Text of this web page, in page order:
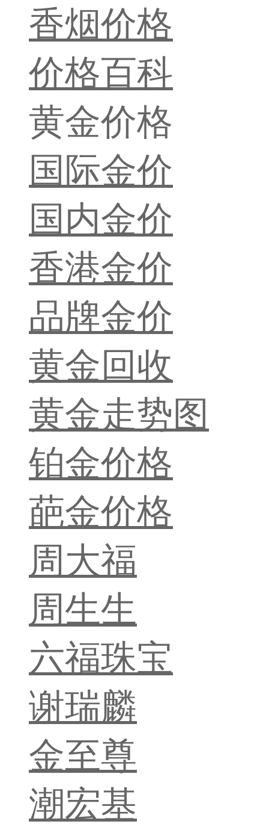
香烟价格
价格百科
黄金价格
国际金价
国内金价
香港金价
品牌金价
黄金回收
黄金走势图
铂金价格
葩金价格
周大福
周生生
六福珠宝
谢瑞麟
金至尊
潮宏基